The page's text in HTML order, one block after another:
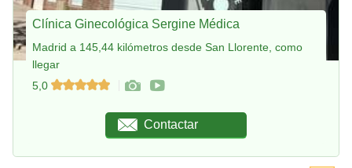
Clínica Ginecológica Sergine Médica
Madrid a 145,44 kilómetros desde San Llorente, como
llegar
5,0
Contactar